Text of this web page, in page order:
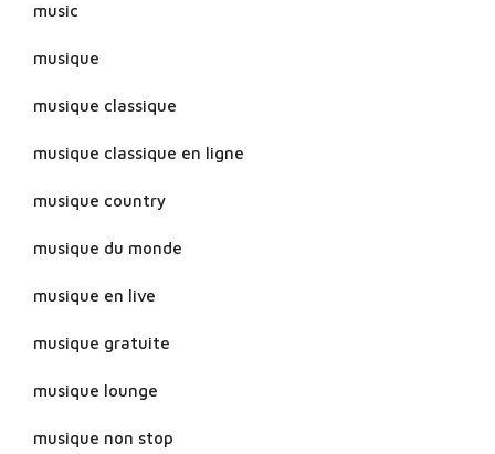
music
musique
musique classique
musique classique en ligne
musique country
musique du monde
musique en live
musique gratuite
musique lounge
musique non stop